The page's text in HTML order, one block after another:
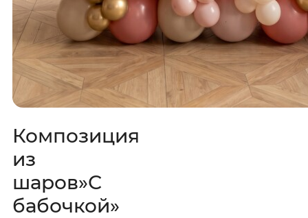
Композиция
из
шаров»С
бабочкой»